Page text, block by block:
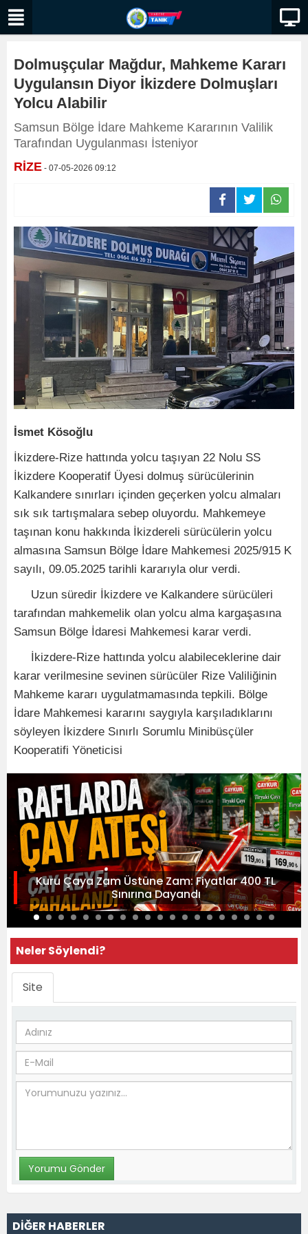
Dolmuşçular Mağdur, Mahkeme Kararı
Uygulansın Diyor İkizdere Dolmuşları
Yolcu Alabilir
Samsun Bölge İdare Mahkeme Kararının Valilik
Tarafından Uygulanması İsteniyor
RİZE - 07-05-2026 09:12
İsmet Kösoğlu
İkizdere-Rize hattında yolcu taşıyan 22 Nolu SS
İkizdere Kooperatif Üyesi dolmuş sürücülerinin
Kalkandere sınırları içinden geçerken yolcu almaları
sık sık tartışmalara sebep oluyordu. Mahkemeye
taşınan konu hakkında İkizdereli sürücülerin yolcu
almasına Samsun Bölge İdare Mahkemesi 2025/915 K
sayılı, 09.05.2025 tarihli kararıyla olur verdi.
Uzun süredir İkizdere ve Kalkandere sürücüleri
tarafından mahkemelik olan yolcu alma kargaşasına
Samsun Bölge İdaresi Mahkemesi karar verdi.
İkizdere-Rize hattında yolcu alabileceklerine dair
karar verilmesine sevinen sürücüler Rize Valiliğinin
Mahkeme kararı uygulatmamasında tepkili. Bölge
İdare Mahkemesi kararını saygıyla karşıladıklarını
söyleyen İkizdere Sınırlı Sorumlu Minibüsçüler
Kooperatifi Yöneticisi
Kuru Çaya Zam Üstüne Zam: Fiyatlar 400 TL
Sınırına Dayandı
Neler Söylendi?
Site
DİĞER HABERLER